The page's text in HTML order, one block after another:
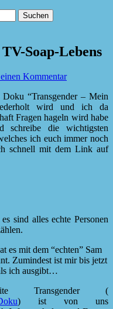
Soap-Lebens
Kommentar
“Transgender – Mein
wird und ich da
Fragen hageln wird habe
die wichtigsten
ich euch immer noch
schnell mit dem Link auf
sind alles echte Personen
es mit dem “echten” Sam
Zumindest ist mir bis jetzt
ich ausgibt…
Transgender (
) ist von uns